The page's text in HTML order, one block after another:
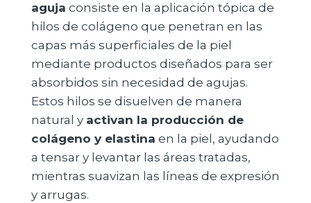
aguja consiste en la aplicación tópica de
hilos de colágeno que penetran en las
capas más superficiales de la piel
mediante productos diseñados para ser
absorbidos sin necesidad de agujas.
Estos hilos se disuelven de manera
natural y activan la producción de
colágeno y elastina en la piel, ayudando
a tensar y levantar las áreas tratadas,
mientras suavizan las líneas de expresión
y arrugas.